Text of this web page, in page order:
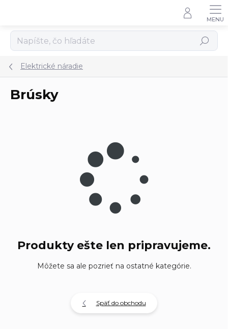
Hľadať
Elektrické náradie
Brúsky
Produkty ešte len pripravujeme.
Môžete sa ale pozrieť na ostatné kategórie.
Späť do obchodu